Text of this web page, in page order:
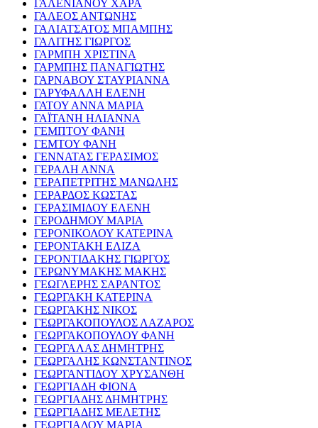
ΓΑΛΕΝΙΑΝΟΥ ΧΑΡΑ
ΓΑΛΕΟΣ ΑΝΤΩΝΗΣ
ΓΑΛΙΑΤΣΑΤΟΣ ΜΠΑΜΠΗΣ
ΓΑΛΙΤΗΣ ΓΙΩΡΓΟΣ
ΓΑΡΜΠΗ ΧΡΙΣΤΙΝΑ
ΓΑΡΜΠΗΣ ΠΑΝΑΓΙΩΤΗΣ
ΓΑΡΝΑΒΟΥ ΣΤΑΥΡΙΑΝΝΑ
ΓΑΡΥΦΑΛΛΗ ΕΛΕΝΗ
ΓΑΤΟΥ ΑΝΝΑ ΜΑΡΙΑ
ΓΑΪΤΑΝΗ ΗΛΙΑΝΝΑ
ΓΕΜΠΤΟΥ ΦΑΝΗ
ΓΕΜΤΟΥ ΦΑΝΗ
ΓΕΝΝΑΤΑΣ ΓΕΡΑΣΙΜΟΣ
ΓΕΡΑΛΗ ΑΝΝΑ
ΓΕΡΑΠΕΤΡΙΤΗΣ ΜΑΝΩΛΗΣ
ΓΕΡΑΡΔΟΣ ΚΩΣΤΑΣ
ΓΕΡΑΣΙΜΙΔΟΥ ΕΛΕΝΗ
ΓΕΡΟΔΗΜΟΥ ΜΑΡΙΑ
ΓΕΡΟΝΙΚΟΛΟΥ ΚΑΤΕΡΙΝΑ
ΓΕΡΟΝΤΑΚΗ ΕΛΙΖΑ
ΓΕΡΟΝΤΙΔΑΚΗΣ ΓΙΩΡΓΟΣ
ΓΕΡΩΝΥΜΑΚΗΣ ΜΑΚΗΣ
ΓΕΩΓΛΕΡΗΣ ΣΑΡΑΝΤΟΣ
ΓΕΩΡΓΑΚΗ ΚΑΤΕΡΙΝΑ
ΓΕΩΡΓΑΚΗΣ ΝΙΚΟΣ
ΓΕΩΡΓΑΚΟΠΟΥΛΟΣ ΛΑΖΑΡΟΣ
ΓΕΩΡΓΑΚΟΠΟΥΛΟΥ ΦΑΝΗ
ΓΕΩΡΓΑΛΑΣ ΔΗΜΗΤΡΗΣ
ΓΕΩΡΓΑΛΗΣ ΚΩΝΣΤΑΝΤΙΝΟΣ
ΓΕΩΡΓΑΝΤΙΔΟΥ ΧΡΥΣΑΝΘΗ
ΓΕΩΡΓΙΑΔΗ ΦΙΟΝΑ
ΓΕΩΡΓΙΑΔΗΣ ΔΗΜΗΤΡΗΣ
ΓΕΩΡΓΙΑΔΗΣ ΜΕΛΕΤΗΣ
ΓΕΩΡΓΙΑΔΟΥ ΜΑΡΙΑ